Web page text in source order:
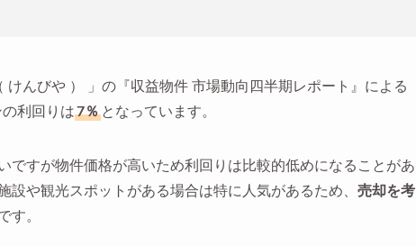
けんびや ） 」の『収益物件 市場動向四半期レポート』による
利回りは7％ となっています。
ですが物件価格が高いため利回りは比較的低めになることがあ
や観光スポットがある場合は特に人気があるため、 売却を考
す。